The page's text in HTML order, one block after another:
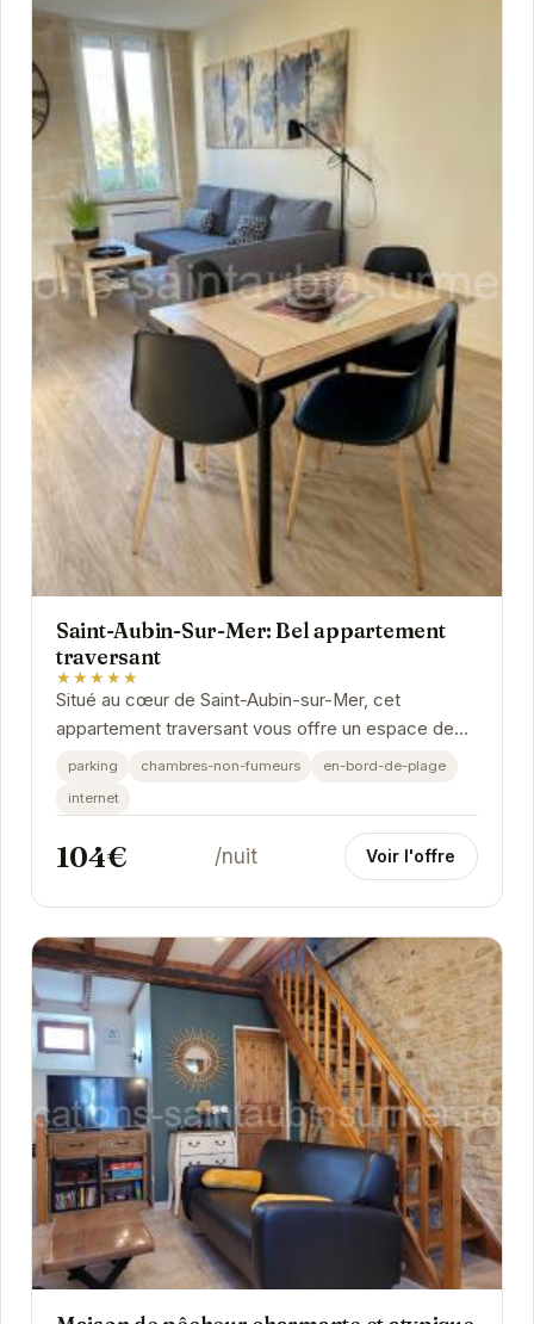
Saint-Aubin-Sur-Mer: Bel appartement
traversant
★★★★★
Situé au cœur de Saint-Aubin-sur-Mer, cet
appartement traversant vous offre un espace de
vie lumineux et confortable. Idéalement placé à...
parking chambres-non-fumeurs
en-bord-de-plage
internet
104€ /nuit Voir l'offre